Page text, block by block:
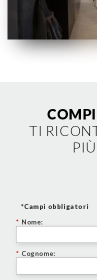
TI
*Campi obbligatori
* Nome:
* Cognome: